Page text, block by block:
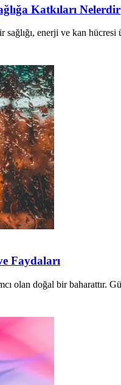
Katkıları Nelerdir
enerji ve kan hücresi
Faydaları
olan doğal bir